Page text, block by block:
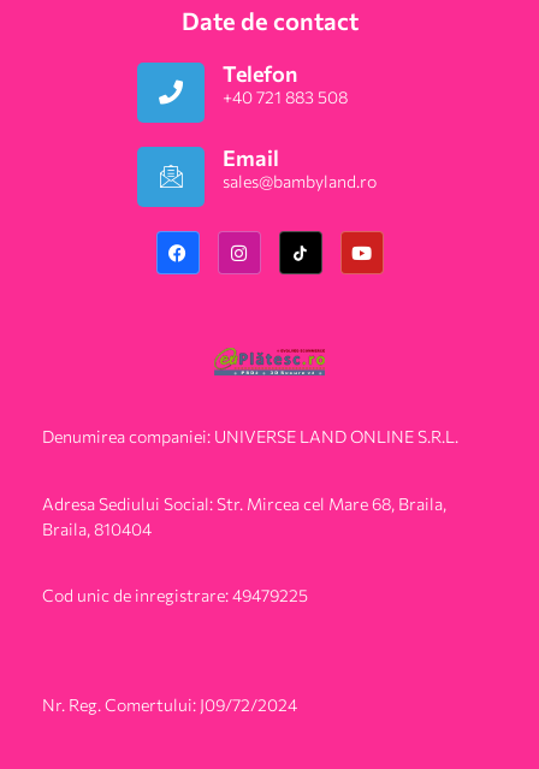
Date de contact
Telefon
+40 721 883 508
Email
sales@bambyland.ro​
Denumirea companiei: UNIVERSE LAND ONLINE S.R.L.
Adresa Sediului Social: Str. Mircea cel Mare 68, Braila,
Braila, 810404
Cod unic de inregistrare: 49479225
Nr. Reg. Comertului: J09/72/2024